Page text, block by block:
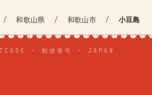
/ 和歌山県 / 和歌山市 / 小豆島
· 郵便番号 · JAPAN